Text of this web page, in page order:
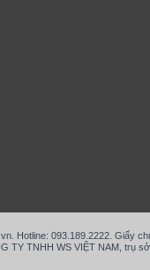
Hotline: 093.189.2222. Giấy
TY TNHH WS VIỆT NAM, trụ